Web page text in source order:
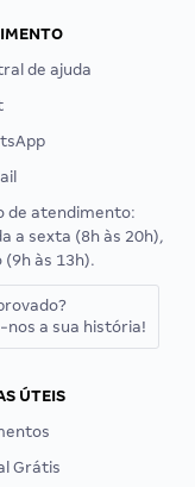
de ajuda
de atendimento:
a sexta (8h às 20h),
(9h às 13h).
nos a sua história!
ÚTEIS
Grátis